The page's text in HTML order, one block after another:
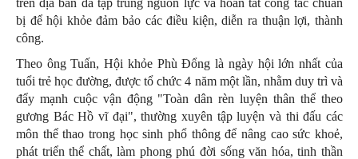
bị để hội khỏe đảm bảo các điều kiện, diễn ra thuận lợi, thành
công.
Theo ông Tuấn, Hội khỏe Phù Đổng là ngày hội lớn nhất của
tuổi trẻ học đường, được tổ chức 4 năm một lần, nhằm duy trì và
đẩy mạnh cuộc vận động "Toàn dân rèn luyện thân thể theo
gương Bác Hồ vĩ đại", thường xuyên tập luyện và thi đấu các
môn thể thao trong học sinh phổ thông để nâng cao sức khoẻ,
phát triển thể chất, làm phong phú đời sống văn hóa, tinh thần